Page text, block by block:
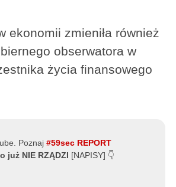
ekonomii zmieniła również
obserwatora w
życia finansowego
Poznaj#59sec REPORT
już NIE RZĄDZI
[NAPISY] 👇